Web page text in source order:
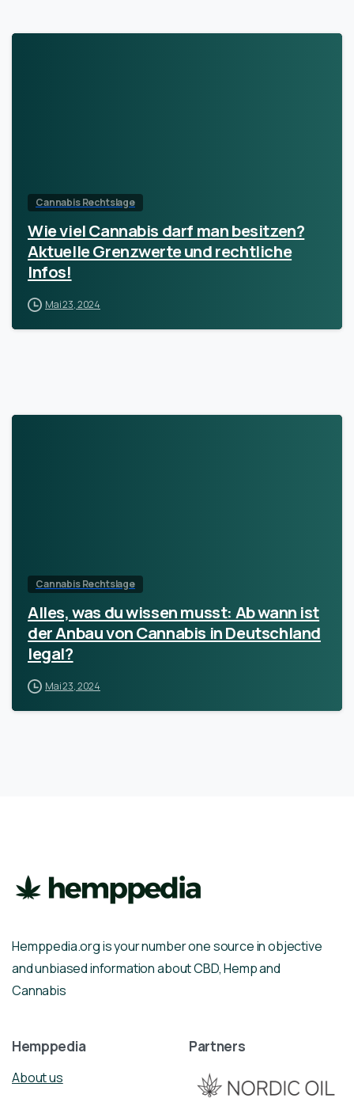
Cannabis Rechtslage
Wie viel Cannabis darf man besitzen?
Aktuelle Grenzwerte und rechtliche
Infos!
Mai 23, 2024
Cannabis Rechtslage
Alles, was du wissen musst: Ab wann ist
der Anbau von Cannabis in Deutschland
legal?
Mai 23, 2024
Hemppedia.org is your number one source in objective
and unbiased information about CBD, Hemp and
Cannabis
Hemppedia
About us
Partners